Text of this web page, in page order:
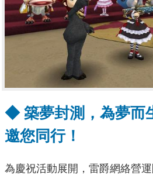
◆ 築夢封測，為夢而
邀您同行！
為慶祝活動展開，雷爵網絡營